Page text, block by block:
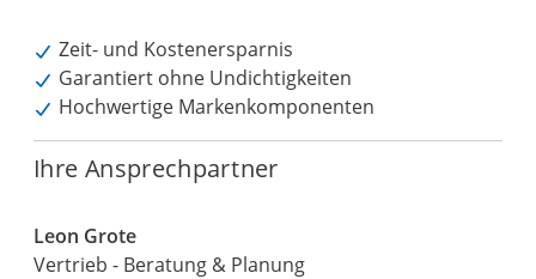
Zeit- und Kostenersparnis
Garantiert ohne Undichtigkeiten
Hochwertige Markenkomponenten
Ihre Ansprechpartner
Leon Grote
Vertrieb - Beratung & Planung